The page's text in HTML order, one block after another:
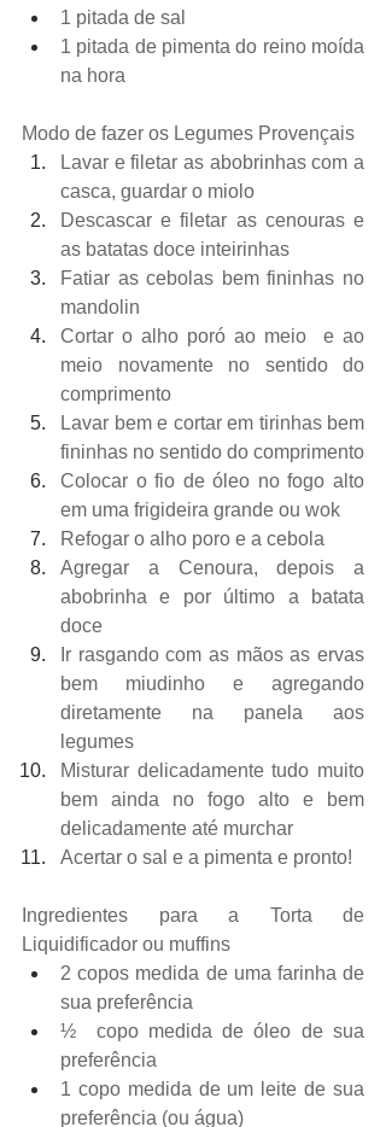
1 pitada de sal
1 pitada de pimenta do reino moída
na hora
Modo de fazer os Legumes Provençais
Lavar e filetar as abobrinhas com a
casca, guardar o miolo
Descascar e filetar as cenouras e
as batatas doce inteirinhas
Fatiar as cebolas bem fininhas no
mandolin
Cortar o alho poró ao meio  e ao
meio novamente no sentido do
comprimento
Lavar bem e cortar em tirinhas bem
fininhas no sentido do comprimento
Colocar o fio de óleo no fogo alto
em uma frigideira grande ou wok
Refogar o alho poro e a cebola
Agregar a Cenoura, depois a
abobrinha e por último a batata
doce
Ir rasgando com as mãos as ervas
bem miudinho e agregando
diretamente na panela aos
legumes
Misturar delicadamente tudo muito
bem ainda no fogo alto e bem
delicadamente até murchar
Acertar o sal e a pimenta e pronto!
Ingredientes para a Torta de
Liquidificador ou muffins
2 copos medida de uma farinha de
sua preferência
½  copo medida de óleo de sua
preferência
1 copo medida de um leite de sua
preferência (ou água)